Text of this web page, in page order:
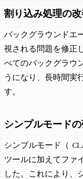
割り込み処理の
バックグラウンドエ
視される問題を修正
べてのバックグラウ
うになり、長時間実
す。
シンプルモード
シンプルモード（
ツールに加えてファ
した。これにより、